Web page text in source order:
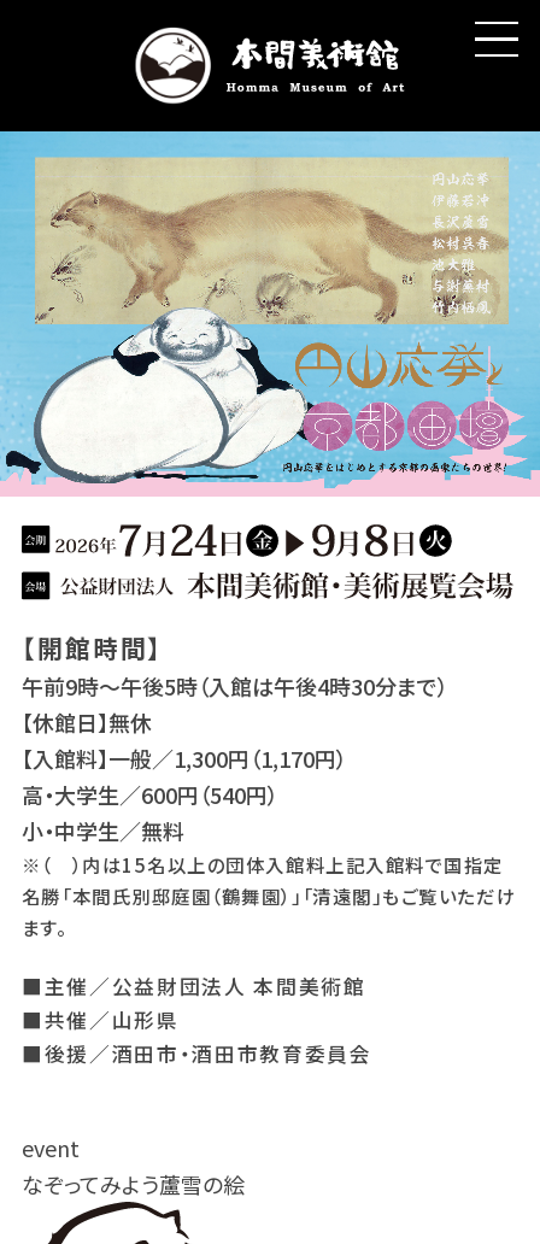
【開館時間】
午前9時～午後5時（入館は午後4時30分まで）
【休館日】無休
【入館料】一般／1,300円（1,170円）
高・大学生／600円（540円）
小・中学生／無料
※（ ）内は15名以上の団体入館料上記入館料で国指定
名勝「本間氏別邸庭園（鶴舞園）」「清遠閣」もご覧いただけ
ます。
■主催／公益財団法人 本間美術館
■共催／山形県
■後援／酒田市・酒田市教育委員会
event
なぞってみよう蘆雪の絵